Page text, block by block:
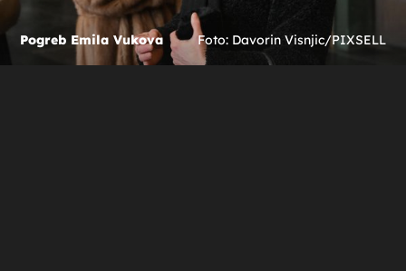
Pogreb Emila Vukova Foto: Davorin Visnjic/PIXSELL